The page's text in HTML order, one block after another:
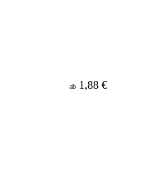
ab 1,88 €